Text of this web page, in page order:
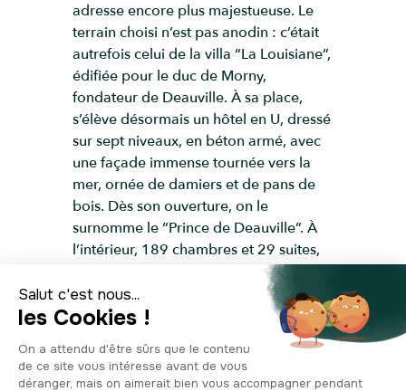
adresse encore plus majestueuse. Le
terrain choisi n’est pas anodin : c’était
autrefois celui de la villa “La Louisiane”,
édifiée pour le duc de Morny,
fondateur de Deauville. À sa place,
s’élève désormais un hôtel en U, dressé
sur sept niveaux, en béton armé, avec
une façade immense tournée vers la
mer, ornée de damiers et de pans de
bois. Dès son ouverture, on le
surnomme le “Prince de Deauville”. À
l’intérieur, 189 chambres et 29 suites,
dont beaucoup avec vue mer,
déploient aujourd’hui encore un style
raffiné, signé par les décorateurs
Jacques Garcia et Nathalie Ryan.
Piscine, spa, hammam et jardins
complètent le tableau : le Royal